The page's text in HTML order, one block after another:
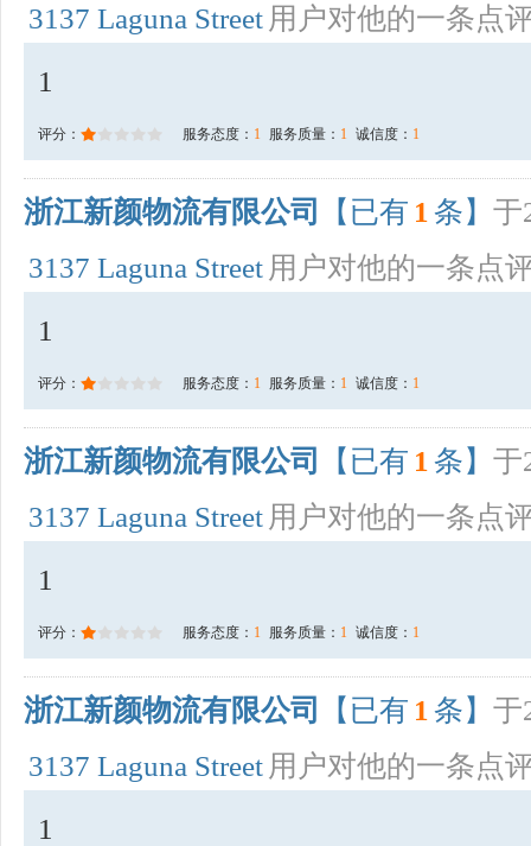
3137 Laguna Street 用户对他的一条点
1
评分： 服务态度： 1 服务质量： 1 诚信度： 1
浙江新颜物流有限公司 【已有 1 条】 于
3137 Laguna Street 用户对他的一条点
1
评分： 服务态度： 1 服务质量： 1 诚信度： 1
浙江新颜物流有限公司 【已有 1 条】 于
3137 Laguna Street 用户对他的一条点
1
评分： 服务态度： 1 服务质量： 1 诚信度： 1
浙江新颜物流有限公司 【已有 1 条】 于
3137 Laguna Street 用户对他的一条点
1